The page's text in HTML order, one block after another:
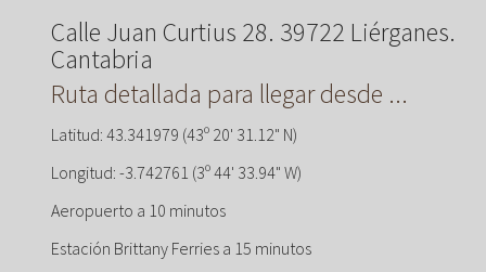
Calle Juan Curtius 28. 39722 Liérganes.
Cantabria
Ruta detallada para llegar desde ...
Latitud: 43.341979 (43º 20' 31.12" N)
Longitud: -3.742761 (3º 44' 33.94" W)
Aeropuerto a 10 minutos
Estación Brittany Ferries a 15 minutos